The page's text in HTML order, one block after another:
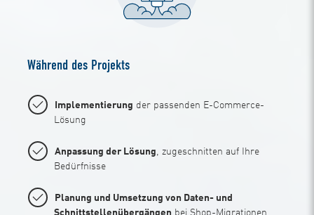
Während des Projekts
Implementierung der passenden E-Commerce-
Lösung
Anpassung der Lösung, zugeschnitten auf Ihre
Bedürfnisse
Planung und Umsetzung von Daten- und
Schnittstellenübergängen bei Shop-Migrationen